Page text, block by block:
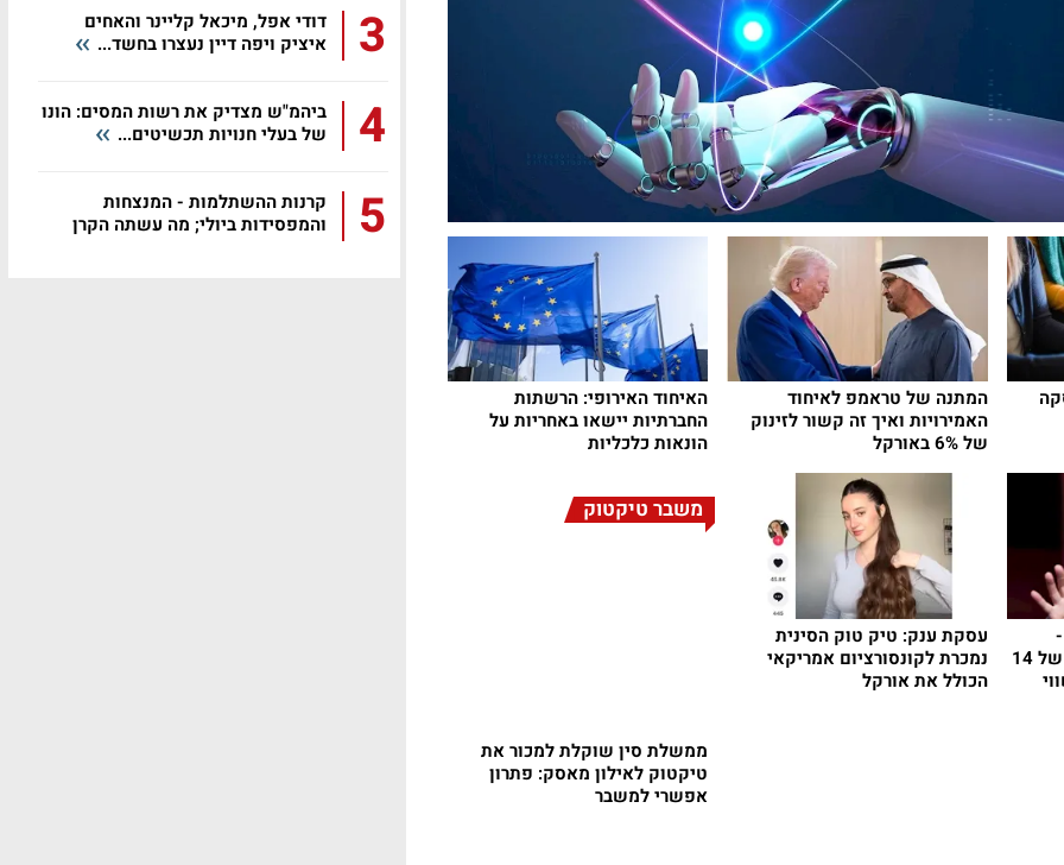
המתנה של טראמפ לאיחוד
האמירויות ואיך זה קשור לזינוק
של 6% באורקל
האיחוד האירופי: הרשתות
החברתיות יישאו באחריות על
הונאות כלכליות
החזקה בטיק טוק לפי שווי של 14
עסקת ענק: טיק טוק הסינית
נמכרת לקונסורציום אמריקאי
הכולל את אורקל
משבר טיקטוק
ממשלת סין שוקלת למכור את
טיקטוק לאילון מאסק: פתרון
אפשרי למשבר
3
דודי אפל, מיכאל קליינר והאחים
איציק ויפה דיין נעצרו בחשד...
4
ביהמ"ש מצדיק את רשות המסים: הונו
של בעלי חנויות תכשיטים...
5
קרנות ההשתלמות - המנצחות
והמפסידות ביולי; מה עשתה הקרן